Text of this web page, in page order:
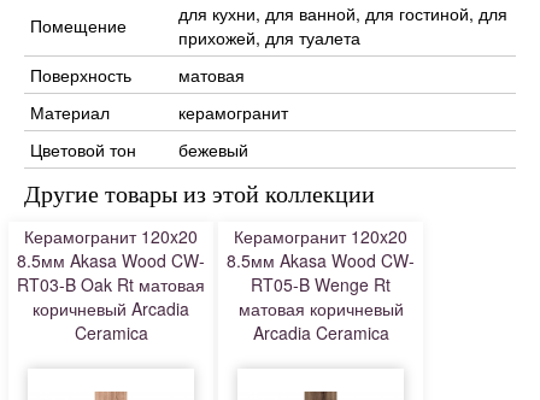
Помещение
для кухни, для ванной, для гостиной, для
прихожей, для туалета
Поверхность
матовая
Материал
керамогранит
Цветовой тон
бежевый
Другие товары из этой коллекции
Керамогранит 120x20
8.5мм Akasa Wood CW-
RT03-B Oak Rt матовая
коричневый Arcadia
Ceramica
Керамогранит 120x20
8.5мм Akasa Wood CW-
RT05-B Wenge Rt
матовая коричневый
Arcadia Ceramica